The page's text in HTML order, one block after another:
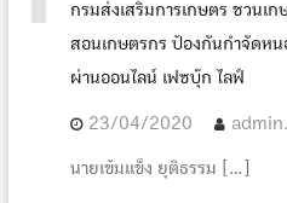
กรมส่งเสริมการเกษตร ชวนเ
สอนเกษตรกร ป้องกันกำจัดหน
ผ่านออนไลน์ เฟซบุ๊ก ไลฟ์
23/04/2020
นายเข้มแข็ง ยุติธรรม […]